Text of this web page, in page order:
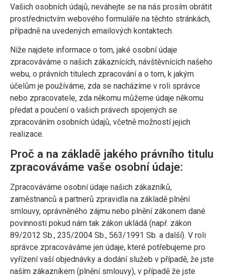
Vašich osobních údajů, neváhejte se na nás prosím obrátit
prostřednictvím webového formuláře na těchto stránkách,
případně na uvedených emailových kontaktech.
Níže najdete informace o tom, jaké osobní údaje
zpracováváme o našich zákaznících, návštěvnících našeho
webu, o právních titulech zpracování a o tom, k jakým
účelům je používáme, zda se nacházíme v roli správce
nebo zpracovatele, zda někomu můžeme údaje někomu
předat a poučení o vašich právech spojených se
zpracováním osobních údajů, včetně možností jejich
realizace.
Proč a na základě jakého právního titulu
zpracováváme vaše osobní údaje:
Zpracováváme osobní údaje našich zákazníků,
zaměstnanců a partnerů zpravidla na základě plnění
smlouvy, oprávněného zájmu nebo plnění zákonem dané
povinnosti pokud nám tak zákon ukládá (např. zákon
89/2012 Sb., 235/2004 Sb., 563/1991 Sb. a další). V roli
správce zpracováváme jen údaje, které potřebujeme pro
vyřízení vaší objednávky a dodání služeb v případě, že jste
naším zákazníkem (plnění smlouvy), v případě že jste